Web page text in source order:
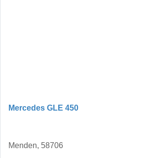
Mercedes GLE 450
Menden, 58706